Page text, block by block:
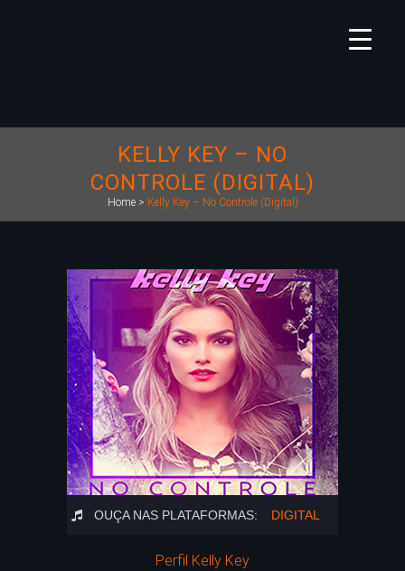
KELLY KEY – NO
CONTROLE (DIGITAL)
Home> Kelly Key – No Controle (Digital)
OUÇA NAS PLATAFORMAS: DIGITAL
Perfil Kelly Key